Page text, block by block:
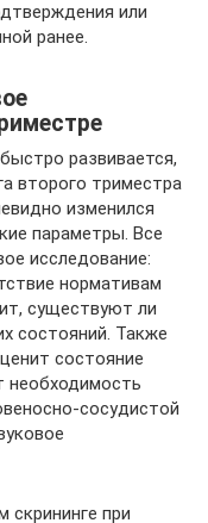
или
ранее.
развивается,
второго триместра
изменился
параметры. Все
исследование:
нормативам
существуют ли
состояний. Также
состояние
необходимость
сосудистой
при